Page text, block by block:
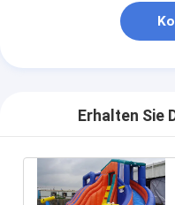
Erhalten Sie